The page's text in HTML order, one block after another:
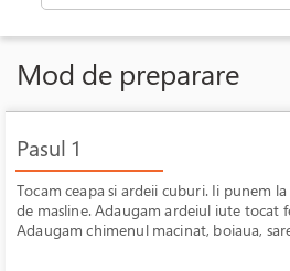
Mod de preparare
Pasul 1
Tocam ceapa si ardeii cuburi. Ii punem
de masline. Adaugam ardeiul iute tocat
Adaugam chimenul macinat, boiaua,